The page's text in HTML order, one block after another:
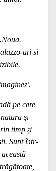
uri si
pe care
şi
timp şi
Sunt într-